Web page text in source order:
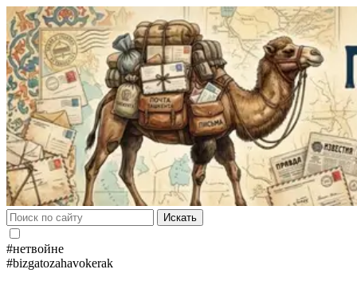
Искать
#нетвойне
#bizgatozahavokerak